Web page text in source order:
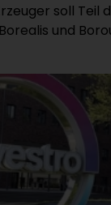
soll Teil
und